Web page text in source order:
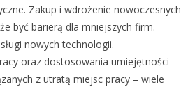
Zakup i wdrożenie nowoczesnych
być barierą dla mniejszych firm.
nowych technologii.
oraz dostosowania umiejętności
z utratą miejsc pracy – wiele